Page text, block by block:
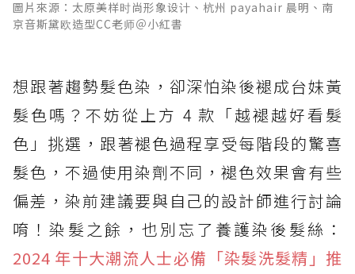
圖片來源：太原美样时尚形象设计、杭州 payahair 晨明、南
京音斯黛欧造型CC老师＠小紅書
想跟著趨勢髮色染，卻深怕染後褪成台妹黃
髮色嗎？不妨從上方 4 款「越褪越好看髮
色」挑選，跟著褪色過程享受每階段的驚喜
髮色，不過使用染劑不同，褪色效果會有些
偏差，染前建議要與自己的設計師進行討論
唷！染髮之餘，也別忘了養護染後髮絲：
2024 年十大潮流人士必備「染髮洗髮精」推